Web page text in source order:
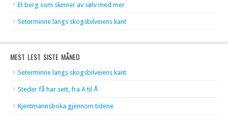
Et berg som skinner av sølv med mer
Seterminne langs skogsbilveiens kant
MEST LEST SISTE MÅNED
Seterminne langs skogsbilveiens kant
Steder få har sett, fra A til Å
Kjentmannsboka gjennom tidene